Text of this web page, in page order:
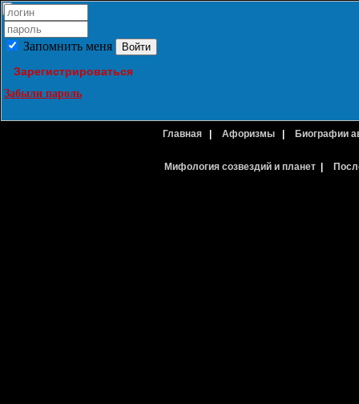
Запомнить меня
Зарегистрироваться
Забыли пароль
Главная Афоризмы Биографии
Мифология созвездий и планет|